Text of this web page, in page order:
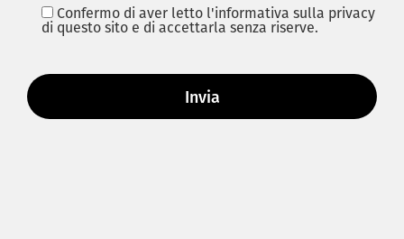
Confermo di aver letto l'informativa sulla privacy
di questo sito e di accettarla senza riserve.